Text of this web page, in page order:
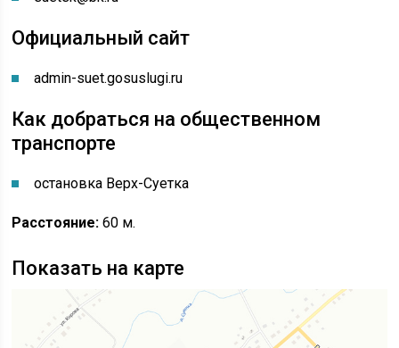
Официальный сайт
admin-suet.gosuslugi.ru
Как добраться на общественном
транспорте
остановка Верх-Суетка
Расстояние: 60 м.
Показать на карте